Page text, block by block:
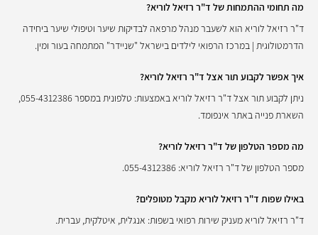
מה תחומי ההתמחות של ד"ר רזיאל לוריא?
ד"ר רזיאל לוריא הוא לשעבר מנהל מרפאה לבדיקות שיער וטיפולי שיער ביחידה
הדרמטולוגית | במרכז הרפואי לילדים בישראל "שניידר" המתמחה בעור ומין.
איך אפשר לקבוע תור אצל ד"ר רזיאל לוריא?
ניתן לקבוע תור אצל ד"ר רזיאל לוריא באמצעות: טלפונית במספר 055-4312386,
השארת פנייה באתר אינפומד.
מה מספר הטלפון של ד"ר רזיאל לוריא?
מספר הטלפון של ד"ר רזיאל לוריא: 055-4312386.
באילו שפות ד"ר רזיאל לוריא מקבל מטופלים?
ד"ר רזיאל לוריא מעניק שירות רפואי בשפות: אנגלית, איטלקית, עברית.